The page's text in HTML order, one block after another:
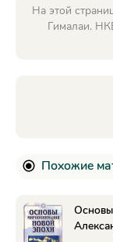
На этой
Гималаи.
Похожие